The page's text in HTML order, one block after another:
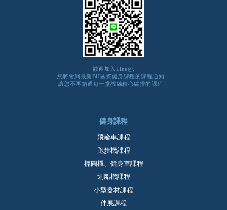
歡迎加入Line@,
您將會到最新BH國際健身課程的課程通知，
讓您不再錯過每一堂教練精心編排的課程！
健身課程
飛輪車課程
跑步機課程
橢圓機、健身車課程
划船機課程
小型器材課程
伸展課程